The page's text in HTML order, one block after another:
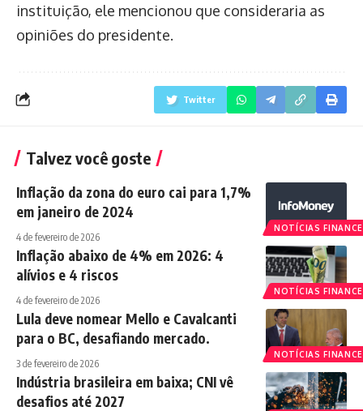
instituição, ele mencionou que consideraria as
opiniões do presidente.
Twitter
Talvez você goste
NOTÍCIAS
Inflação da zona do euro cai para 1,7%
em janeiro de 2024
4 de fevereiro de 2026
NOTÍCIAS
Inflação abaixo de 4% em 2026: 4
alívios e 4 riscos
4 de fevereiro de 2026
NOTÍCIAS
Lula deve nomear Mello e Cavalcanti
para o BC, desafiando mercado.
3 de fevereiro de 2026
Indústria brasileira em baixa; CNI vê
desafios até 2027